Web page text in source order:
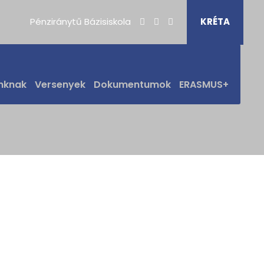
Pénziránytű Bázisiskola KRÉTA
Versenyek Dokumentumok ERASMUS+